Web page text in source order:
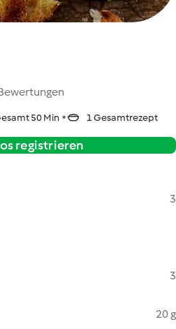
50 Min 1 Gesamtrezept
registrieren
3
3
20 g